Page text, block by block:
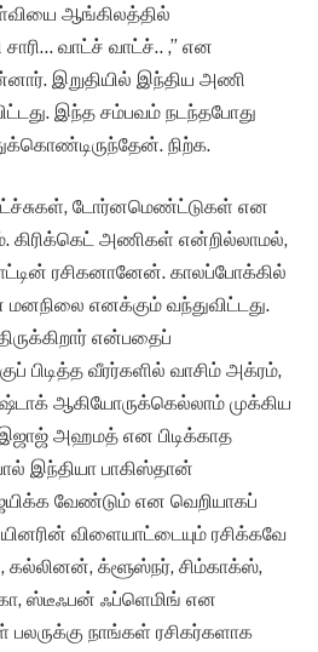
ஆங்கிலத்தில்
சாரி… வாட்ச் வாட்ச்.. ,” என
இறுதியில் இந்திய அணி
இந்த சம்பவம் நடந்தபோது
நிற்க.
டோர்னமெண்ட்டுகள் என
கிரிக்கெட் அணிகள் என்றில்லாமல்,
ரசிகனானேன். காலப்போக்கில்
எனக்கும் வந்துவிட்டது.
என்பதைப்
பிடித்த வீரர்களில் வாசிம் அக்ரம்,
ஆகியோருக்கெல்லாம் முக்கிய
அஹமத் என பிடிக்காத
இந்தியா பாகிஸ்தான்
வேண்டும் என வெறியாகப்
விளையாட்டையும் ரசிக்கவே
க்ளூஸ்நர், சிம்காக்ஸ்,
ஸ்டீஃபன் ஃப்ளெமிங் என
பலருக்கு நாங்கள் ரசிகர்களாக